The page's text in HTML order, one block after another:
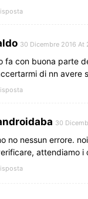
30 Dicembre 2016 At
fa con buona parte
di nn avere
30
no nessun errore.
attendiamo i